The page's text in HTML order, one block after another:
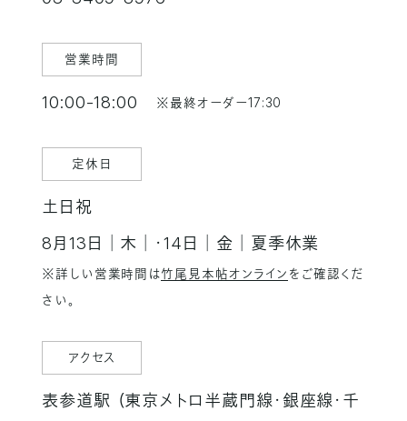
営業時間
10:00-18:00 ※最終オーダー17:30
定休日
土日祝
8月13日│木│・14日│金│夏季休業
※詳しい営業時間は竹尾見本帖オンライン をご確認くだ
さい。
アクセス
表参道駅 （東京メトロ半蔵門線・銀座線・千